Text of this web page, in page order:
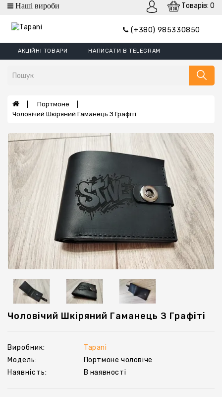
(+380) 985330850
Товарів: 0
Категорії
Гаманці
Гаманці
Затискач
Обкладинки
Гаманці
XL
Борсетки
Ремені
Сумки
Шеврони
Ключниці
АКЦІЙНІ ТОВАРИ НАПИСАТИ В TELEGRAM
Портмоне
Чоловічий Шкіряний Гаманець З Графіті
Чоловічий Шкіряний Гаманець З Графіті
Виробник:
Tapani
Модель:
Портмоне чоловіче
Наявність:
В наявності